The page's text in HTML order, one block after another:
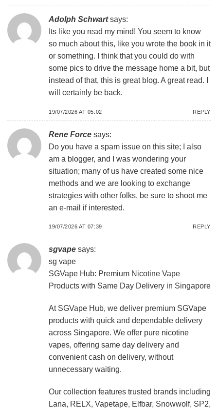
Adolph Schwart says:
Its like you read my mind! You seem to know
so much about this, like you wrote the book in it
or something. I think that you could do with
some pics to drive the message home a bit, but
instead of that, this is great blog. A great read. I
will certainly be back.
19/07/2026 AT 05:02 REPLY
Rene Force says:
Do you have a spam issue on this site; I also
am a blogger, and I was wondering your
situation; many of us have created some nice
methods and we are looking to exchange
strategies with other folks, be sure to shoot me
an e-mail if interested.
19/07/2026 AT 07:39 REPLY
sgvape says:
sg vape
SGVape Hub: Premium Nicotine Vape
Products with Same Day Delivery in Singapore
At SGVape Hub, we deliver premium SGVape
products with quick and dependable delivery
across Singapore. We offer pure nicotine
vapes, offering same day delivery and
convenient cash on delivery, without
unnecessary waiting.
Our collection features trusted brands including
Lana, RELX, Vapetape, Elfbar, Snowwolf, SP2,